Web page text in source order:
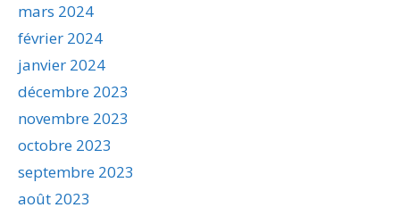
mars 2024
février 2024
janvier 2024
décembre 2023
novembre 2023
octobre 2023
septembre 2023
août 2023